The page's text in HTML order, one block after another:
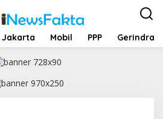
Jakarta Mobil PPP Gerindra